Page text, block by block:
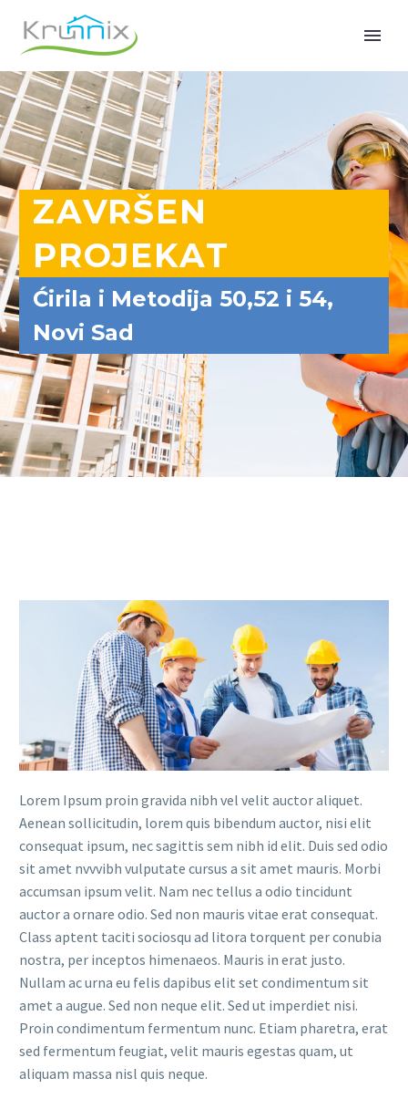
ZAVRŠEN
PROJEKAT
Ćirila i Metodija 50,52 i 54,
Novi Sad
Lorem Ipsum proin gravida nibh vel velit auctor aliquet.
Aenean sollicitudin, lorem quis bibendum auctor, nisi elit
consequat ipsum, nec sagittis sem nibh id elit. Duis sed odio
sit amet nvvvibh vulputate cursus a sit amet mauris. Morbi
accumsan ipsum velit. Nam nec tellus a odio tincidunt
auctor a ornare odio. Sed non mauris vitae erat consequat.
Class aptent taciti sociosqu ad litora torquent per conubia
nostra, per inceptos himenaeos. Mauris in erat justo.
Nullam ac urna eu felis dapibus elit set condimentum sit
amet a augue. Sed non neque elit. Sed ut imperdiet nisi.
Proin condimentum fermentum nunc. Etiam pharetra, erat
sed fermentum feugiat, velit mauris egestas quam, ut
aliquam massa nisl quis neque.